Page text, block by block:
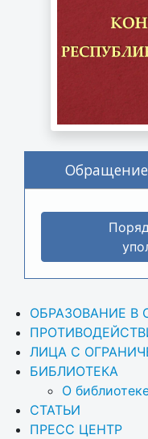
ОБРАЗОВАНИЕ В
ЛИЦА С
БИБЛИОТЕКА
О
СТАТЬИ
ПРЕСС ЦЕНТР